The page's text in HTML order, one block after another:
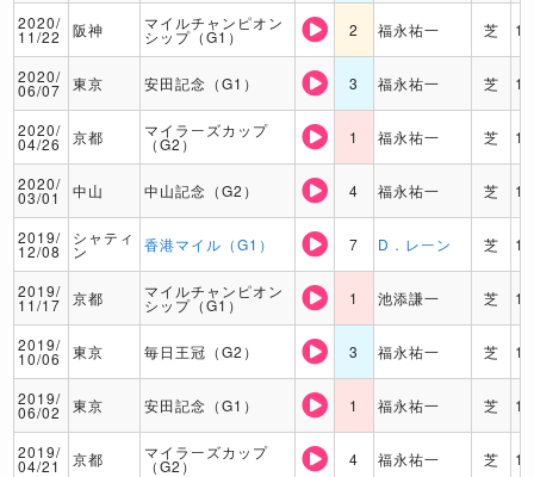
2020/
11/22 阪神 マイルチャンピオン
シップ（G1） 2 福永祐一 芝
2020/
06/07 東京 安田記念（G1） 3 福永祐一 芝
2020/
04/26 京都 マイラーズカップ
（G2） 1 福永祐一 芝
2020/
03/01 中山 中山記念（G2） 4 福永祐一 芝
2019/
12/08
シャティ
ン 香港マイル（G1） 7 D．レーン 芝
2019/
11/17 京都 マイルチャンピオン
シップ（G1） 1 池添謙一 芝
2019/
10/06 東京 毎日王冠（G2） 3 福永祐一 芝
2019/
06/02 東京 安田記念（G1） 1 福永祐一 芝
2019/
04/21 京都 マイラーズカップ
（G2） 4 福永祐一 芝